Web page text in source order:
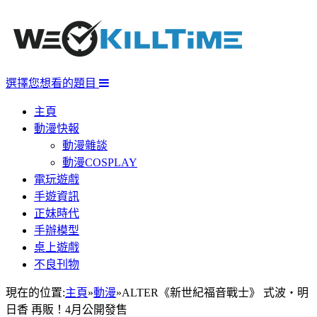
選擇您想看的題目
主頁
動漫快報
動漫雜談
動漫COSPLAY
電玩遊戲
手遊資訊
正妹時代
手辦模型
桌上遊戲
不良刊物
現在的位置:主頁»動漫»ALTER《新世紀福音戰士》 式波・明
日香 再販！4月公開發售